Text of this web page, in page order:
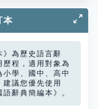
本
》為歷史語言辭
程，適用對象為
學、國中、高中
建議您優先使用
語辭典簡編本》。